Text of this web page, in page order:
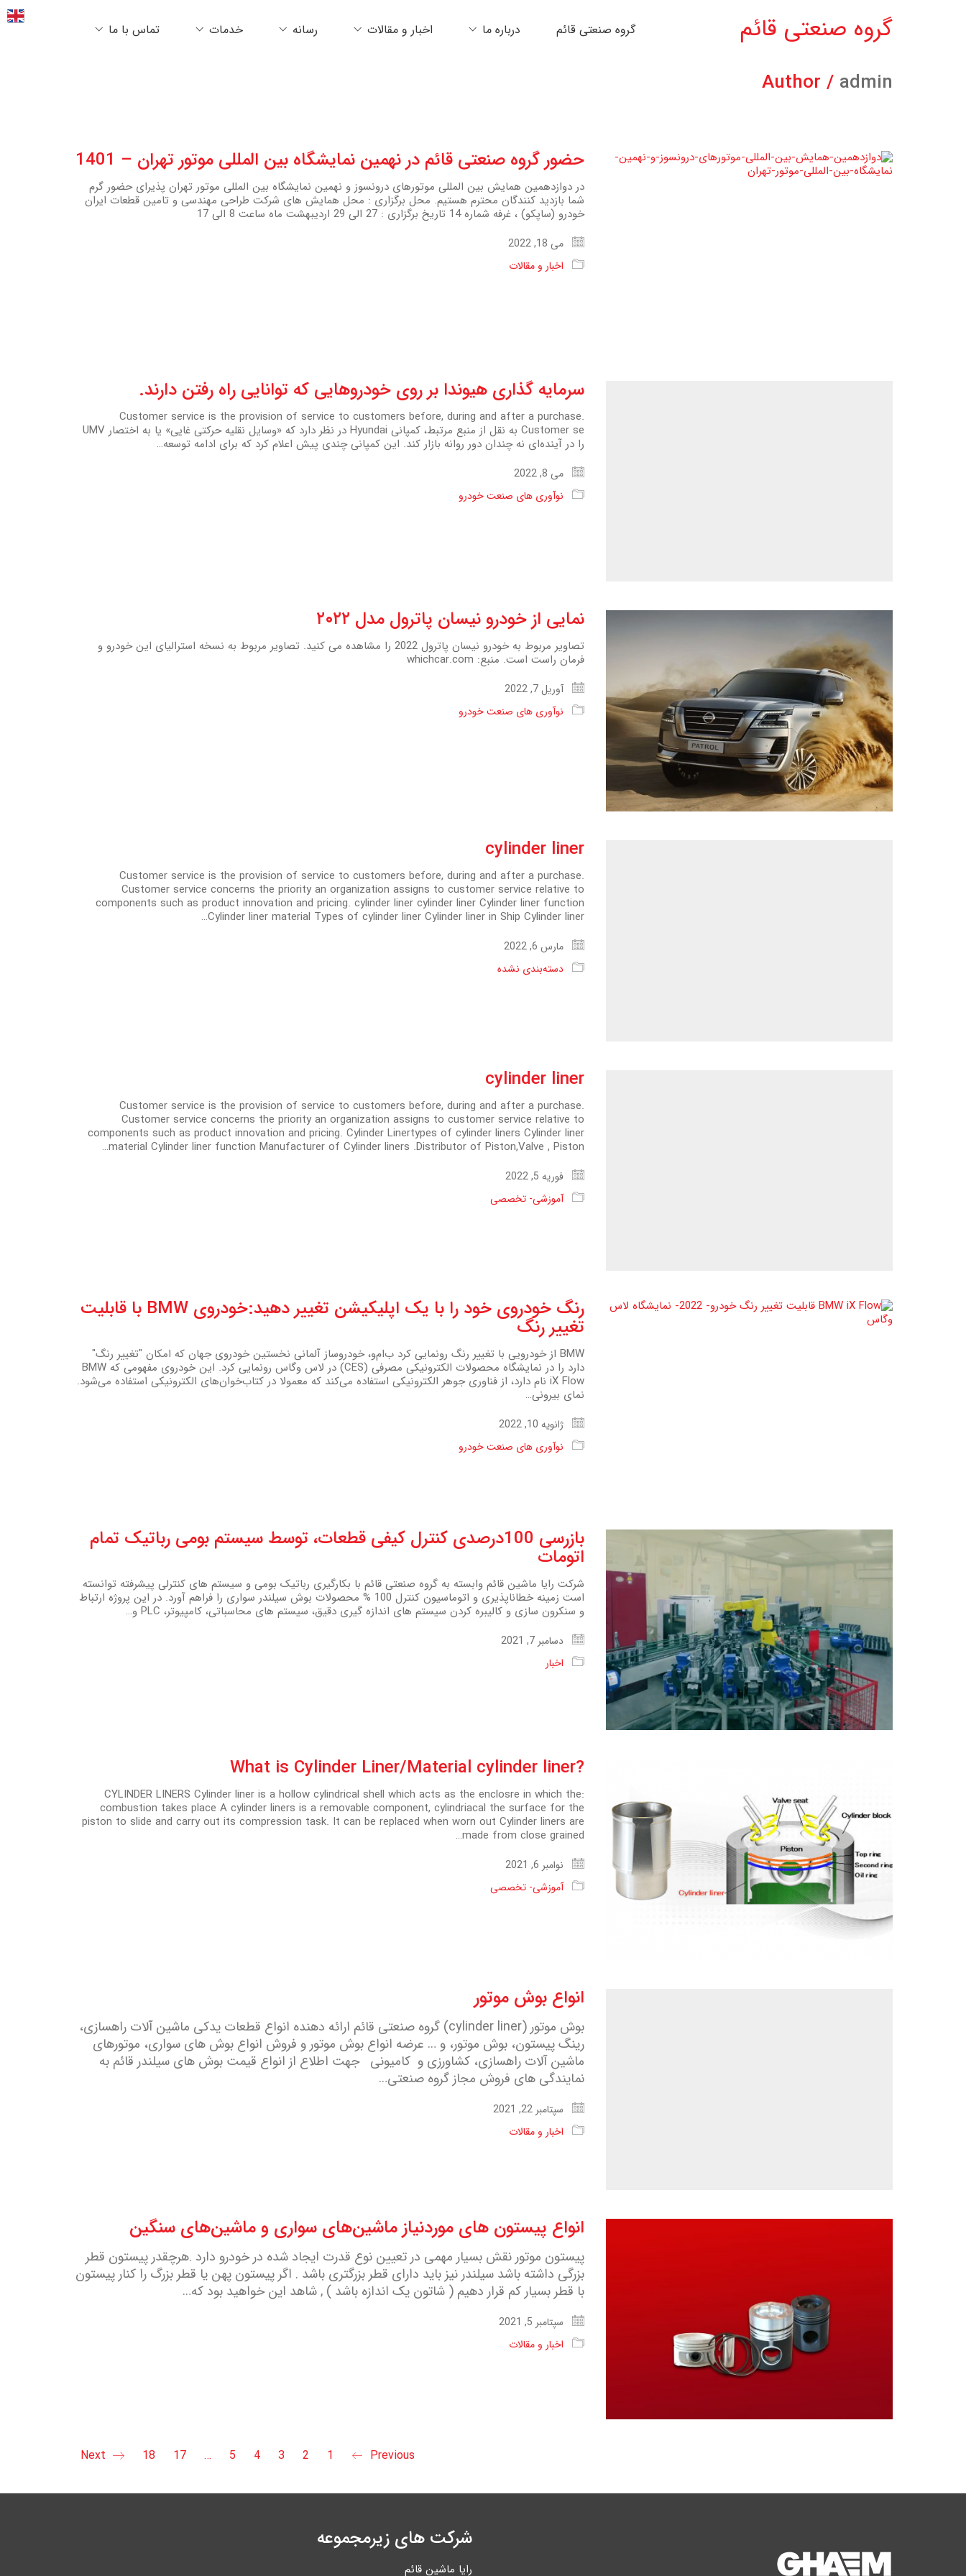
گروه صنعتی قائم گروه صنعتی قائم درباره ما اخبار و مقالات رسانه خدمات تماس با ما
Author / admin
حضور گروه صنعتی قائم در نهمین نمایشگاه بین المللی موتور تهران – 1401
در دوازدهمین همایش بین المللی موتورهای درونسوز و نهمین نمایشگاه بین المللی موتور تهران پذیرای حضور گرم
شما بازدید کنندگان محترم هستیم. محل برگزاری : محل همایش های شرکت طراحی مهندسی و تامین قطعات ایران
خودرو (ساپکو) ، غرفه شماره 14 تاریخ برگزاری : 27 الی 29 اردیبهشت ماه ساعت 8 الی 17
می 18, 2022
اخبار و مقالات
سرمایه گذاری هیوندا بر روی خودروهایی که توانایی راه رفتن دارند.
Customer service is the provision of service to customers before, during and after a purchase.
Customer se به نقل از منبع مرتبط، کمپانی Hyundai در نظر دارد که «وسایل نقلیه حرکتی غایی» یا به اختصار UMV
را در آینده‌ای نه چندان دور روانه بازار کند. این کمپانی چندی پیش اعلام کرد که برای ادامه توسعه…
می 8, 2022
نوآوری های صنعت خودرو
نمایی از خودرو نیسان پاترول مدل ۲۰۲۲
تصاویر مربوط به خودرو نیسان پاترول 2022 را مشاهده می کنید. تصاویر مربوط به نسخه استرالیای این خودرو و
فرمان راست است. منبع: whichcar.com
آوریل 7, 2022
نوآوری های صنعت خودرو
cylinder liner
Customer service is the provision of service to customers before, during and after a purchase.
Customer service concerns the priority an organization assigns to customer service relative to
components such as product innovation and pricing. cylinder liner cylinder liner Cylinder liner function
Cylinder liner material Types of cylinder liner Cylinder liner in Ship Cylinder liner…
مارس 6, 2022
دسته‌بندی نشده
cylinder liner
Customer service is the provision of service to customers before, during and after a purchase.
Customer service concerns the priority an organization assigns to customer service relative to
components such as product innovation and pricing. Cylinder Linertypes of cylinder liners Cylinder liner
material Cylinder liner function Manufacturer of Cylinder liners .Distributor of Piston,Valve , Piston…
فوریه 5, 2022
آموزشی- تخصصی
رنگ خودروی خود را با یک اپلیکیشن تغییر دهید:خودروی BMW با قابلیت
تغییر رنگ
BMW از خودرویی با تغییر رنگ رونمایی کرد ب‌ام‌و، خودروساز آلمانی نخستین خودروی جهان که امکان "تغییر رنگ"
دارد را در نمایشگاه محصولات الکترونیکی مصرفی (CES) در لاس وگاس رونمایی کرد. این خودروی مفهومی که BMW
iX Flow نام دارد، از فناوری جوهر الکترونیکی استفاده می‌کند که معمولا در کتاب‌خوان‌های الکترونیکی استفاده می‌شود.
نمای بیرونی…
ژانویه 10, 2022
نوآوری های صنعت خودرو
بازرسی 100درصدی کنترل کیفی قطعات، توسط سیستم بومی رباتیک تمام
اتومات
شرکت رایا ماشین قائم وابسته به گروه صنعتی قائم با بکارگیری رباتیک بومی و سیستم های کنترلی پیشرفته توانسته
است زمینه خطاناپذیری و اتوماسیون کنترل 100 % محصولات بوش سیلندر سواری را فراهم آورد. در این پروژه ارتباط
و سنکرون سازی و کالیبره کردن سیستم های اندازه گیری دقیق، سیستم های محاسباتی، کامپیوتر، PLC و…
دسامبر 7, 2021
اخبار
?What is Cylinder Liner/Material cylinder liner
:CYLINDER LINERS Cylinder liner is a hollow cylindrical shell which acts as the enclosre in which the
combustion takes place A cylinder liners is a removable component, cylindriacal the surface for the
piston to slide and carry out its compression task. It can be replaced when worn out Cylinder liners are
made from close grained…
نوامبر 6, 2021
آموزشی- تخصصی
انواع بوش موتور
بوش موتور (cylinder liner) گروه صنعتی قائم ارائه دهنده انواع قطعات یدکی ماشین آلات راهسازی،
رینگ پیستون، بوش موتور، و … عرضه انواع بوش موتور و فروش انواع بوش های سواری، موتورهای
ماشین آلات راهسازی، کشاورزی و کامیونی جهت اطلاع از انواع قیمت بوش های سیلندر قائم به
نمایندگی های فروش مجاز گروه صنعتی…
سپتامبر 22, 2021
اخبار و مقالات
انواع پیستون های موردنیاز ماشین‌های سواری و ماشین‌های سنگین
پیستون موتور نقش بسیار مهمی در تعیین نوع قدرت ایجاد شده در خودرو دارد .هرچقدر پیستون قطر
بزرگی داشته باشد سیلندر نیز باید دارای قطر بزرگتری باشد . اگر پیستون پهن یا قطر بزرگ را کنار پیستون
با قطر بسیار کم قرار دهیم ( شاتون یک اندازه باشد ) , شاهد این خواهید بود که…
سپتامبر 5, 2021
اخبار و مقالات
Previous
1
2
3
4
5
…
17
18
Next
شرکت های زیرمجموعه
رایا ماشین قائم